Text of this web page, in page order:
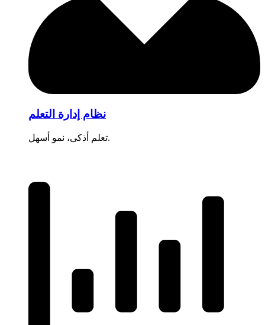
نظام إدارة التعلم
تعلم أذكى، نمو أسهل.